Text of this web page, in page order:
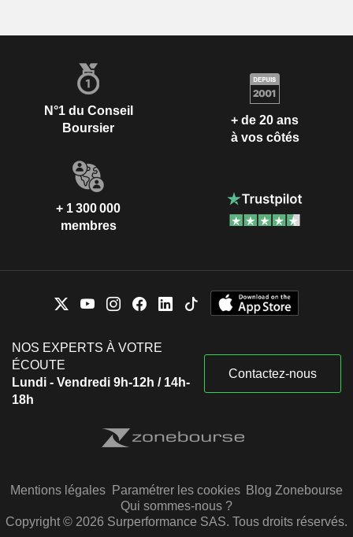
N°1 du Conseil
Boursier
+ de 20 ans
à vos côtés
+ 1 300 000
membres
NOS EXPERTS À VOTRE
ÉCOUTE
Lundi - Vendredi 9h-12h / 14h-
18h
Contactez-nous
Mentions légales Paramétrer les cookies Blog Zonebourse
Qui sommes-nous ?
Copyright © 2026 Surperformance SAS. Tous droits réservés.